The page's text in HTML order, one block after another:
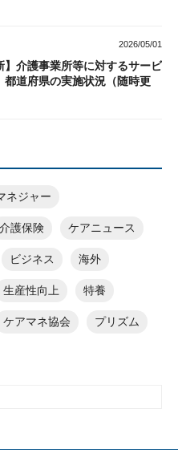
2026/05/01
】介護事業所等に対するサービ
道府県の実施状況（随時更
ネジャー
介護保険 ケアニュース
ビジネス 海外
生産性向上 特養
ケアマネ協会 プリズム